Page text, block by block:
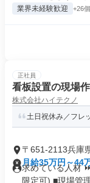
業界未経験歓迎 +26個
正社員
看板設置の現場
株式会社ハイテクノ
土日祝休み／フレ
〒651-2113兵庫
月給35万円～44
求めている人
限定可) ■現場管理